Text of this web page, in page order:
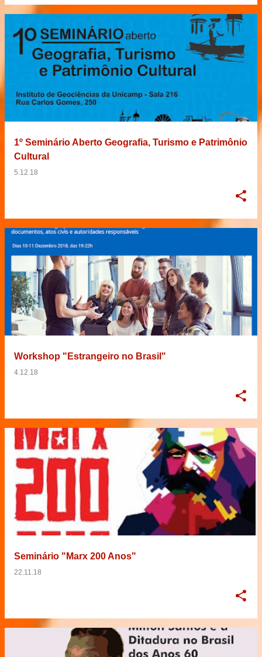
1º Seminário Aberto Geografia, Turismo e Patrimônio
Cultural
5.12.18
Workshop "Estrangeiro no Brasil"
4.12.18
Seminário "Marx 200 Anos"
22.11.18